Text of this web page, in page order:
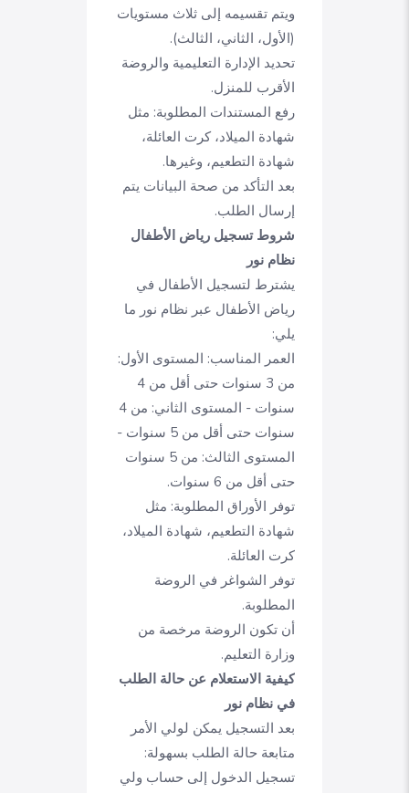
ويتم تقسيمه إلى ثلاث مستويات
(الأول، الثاني، الثالث).
تحديد الإدارة التعليمية والروضة
الأقرب للمنزل.
رفع المستندات المطلوبة: مثل
شهادة الميلاد، كرت العائلة،
شهادة التطعيم، وغيرها.
بعد التأكد من صحة البيانات يتم
إرسال الطلب.
شروط تسجيل رياض الأطفال
نظام نور
يشترط لتسجيل الأطفال في
رياض الأطفال عبر نظام نور ما
يلي:
العمر المناسب: المستوى الأول:
من 3 سنوات حتى أقل من 4
سنوات - المستوى الثاني: من 4
سنوات حتى أقل من 5 سنوات -
المستوى الثالث: من 5 سنوات
حتى أقل من 6 سنوات.
توفر الأوراق المطلوبة: مثل
شهادة التطعيم، شهادة الميلاد،
كرت العائلة.
توفر الشواغر في الروضة
المطلوبة.
أن تكون الروضة مرخصة من
وزارة التعليم.
كيفية الاستعلام عن حالة الطلب
في نظام نور
بعد التسجيل يمكن لولي الأمر
متابعة حالة الطلب بسهولة:
تسجيل الدخول إلى حساب ولي